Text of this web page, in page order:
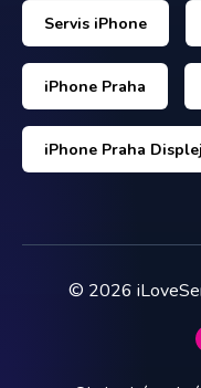
Servis iPhone
iPhone Praha
iPhone Praha
© 2026